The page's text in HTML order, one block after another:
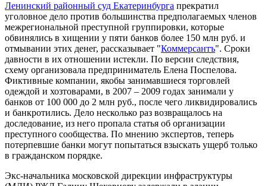
Ленинский районный суд Екатеринбурга прекратил
уголовное дело против большинства предполагаемых членов
межрегиональной преступной группировки, которые
обвинялись в хищении у пяти банков более 150 млн руб. и
отмывании этих денег, рассказывает "Коммерсантъ". Сроки
давности в их отношении истекли. По версии следствия,
схему организовала предприниматель Елена Поспелова.
Фиктивные компании, якобы занимавшиеся торговлей
одеждой и хозтоварами, в 2007 – 2009 годах занимали у
банков от 100 000 до 2 млн руб., после чего ликвидировались
и банкротились. Дело несколько раз возвращалось на
доследование, из него пропала статья об организации
преступного сообщества. По мнению экспертов, теперь
потерпевшие банки могут попытаться взыскать ущерб только
в гражданском порядке.
Экс-начальника московской дирекции инфраструктуры